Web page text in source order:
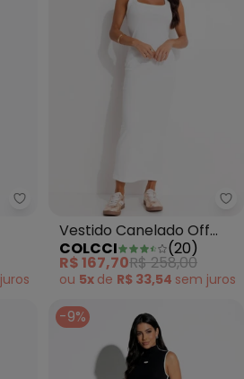
Colcci - Vestido Canelado
juros
Vestido Canelado Off
White
COLCCI (20)
R$ 167,70R$ 258,00
ou 5x de R$ 33,54 sem juros
-9%